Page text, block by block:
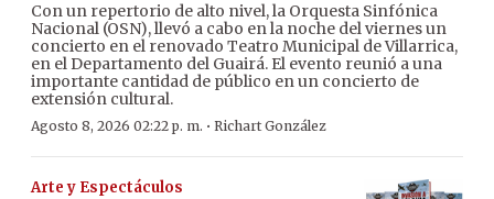
Con un repertorio de alto nivel, la Orquesta Sinfónica
Nacional (OSN), llevó a cabo en la noche del viernes un
concierto en el renovado Teatro Municipal de Villarrica,
en el Departamento del Guairá. El evento reunió a una
importante cantidad de público en un concierto de
extensión cultural.
Agosto 8, 2026 02:22 p. m. · Richart González
Arte y Espectáculos